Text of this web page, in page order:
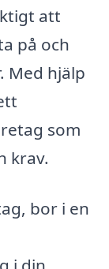
att
på och
Med hjälp
som
krav.
bor i en